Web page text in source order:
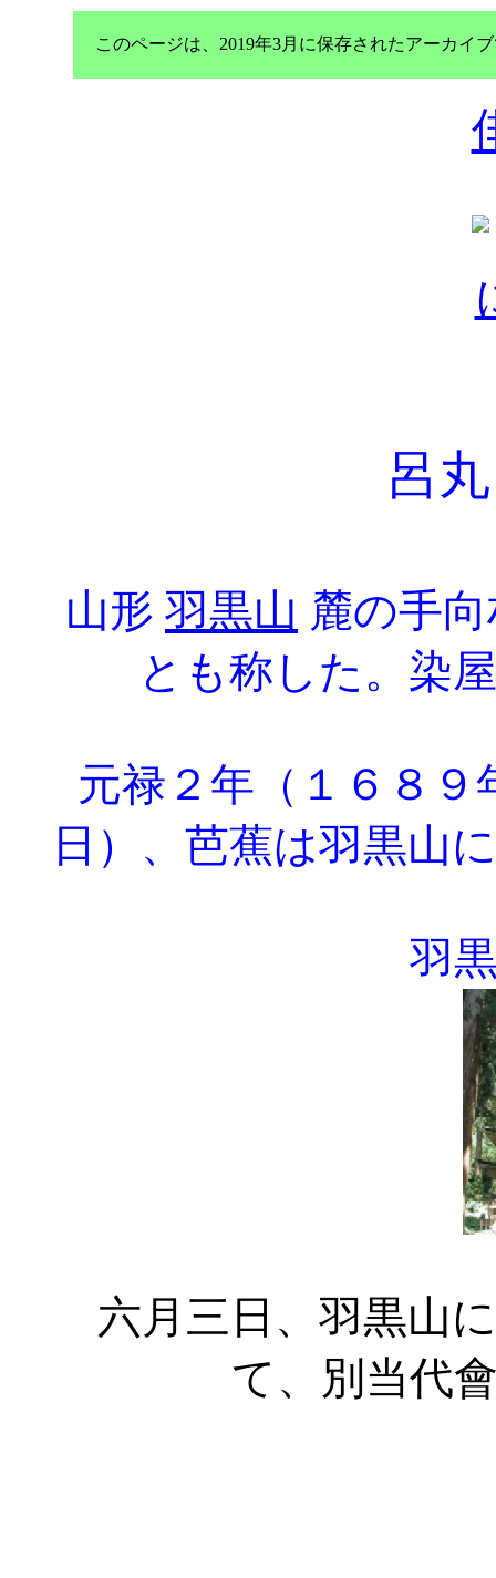
このページは、2019年3月に保存されたアーカイ
呂
山形 羽黒山 麓の手
とも称した。染
元禄２年（１６８９
日）、芭蕉は羽黒山
羽
六月三日、羽黒山
て、別当代